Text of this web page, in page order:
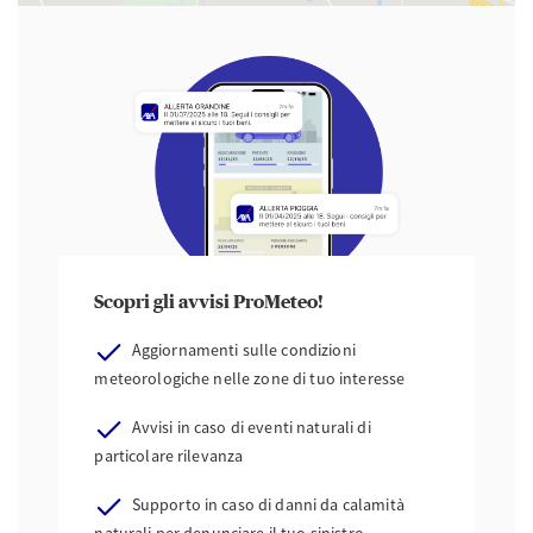
Scopri gli avvisi ProMeteo!
Aggiornamenti sulle condizioni
meteorologiche nelle zone di tuo interesse
Avvisi in caso di eventi naturali di
particolare rilevanza
Supporto in caso di danni da calamità